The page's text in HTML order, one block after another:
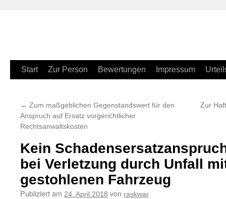
Zum
springen
Start Zur Person Bewertungen Impressum
← Zum maßgeblichen Gegenstandswert für den
Anspruch auf Ersatz vorgerichtlicher
Rechtsanwaltskosten
Zur
Kein
bei Verletzung durch Unfall
gestohlenen Fahrzeug
Publiziert am 24. April 2018 von raskwar